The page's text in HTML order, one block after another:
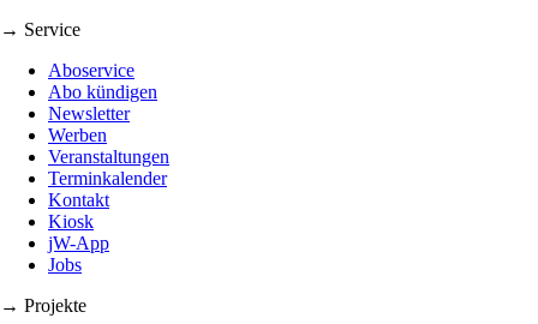
→ Service
Aboservice
Abo kündigen
Newsletter
Werben
Veranstaltungen
Terminkalender
Kontakt
Kiosk
jW-App
Jobs
→ Projekte